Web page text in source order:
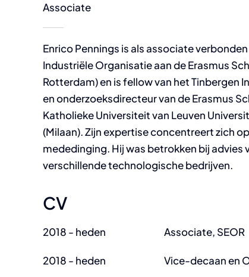
Associate
Enrico Pennings is als associate
Industriële Organisatie aan de Erasmus
Rotterdam) en is fellow van het Tinbergen
en onderzoeksdirecteur van de Erasmus
Katholieke Universiteit van Leuven
(Milaan). Zijn expertise concentreert zich
mededinging. Hij was betrokken bij advies
verschillende technologische bedrijven.
CV
2018 - heden Associate, SEOR
2018 - heden Vice-decaan en